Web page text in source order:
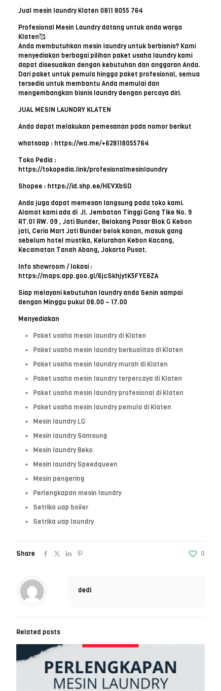
Jual mesin laundry Klaten 0811 8055 764
Profesional Mesin Laundry datang untuk anda warga
Klaten🥰
Anda membutuhkan mesin laundry untuk berbisnis? Kami
menyediakan berbagai pilihan paket usaha laundry kami
dapat disesuaikan dengan kebutuhan dan anggaran Anda.
Dari paket untuk pemula hingga paket profesional, semua
tersedia untuk membantu Anda memulai dan
mengembangkan bisnis laundry dengan percaya diri.
JUAL MESIN LAUNDRY KLATEN
Anda dapat melakukan pemesanan pada nomor berikut
whatsaap : https://wa.me/+628118055764
Toko Pedia :
https://tokopedia.link/profesionalmesinlaundry
Shopee : https://id.shp.ee/HEVXbSD
Anda juga dapat memesan langsung pada toko kami.
Alamat kami ada di Jl. Jembatan Tinggi Gang Tike No. 9
RT.01 RW. 09 , Jati Bunder, Belakang Pasar Blok G Kebon
jati, Ceria Mart Jati Bunder belok kanan, masuk gang
sebelum hotel mustika, Kelurahan Kebon Kacang,
Kecamatan Tanah Abang, Jakarta Pusat.
Info showroom / lokasi :
https://maps.app.goo.gl/6jcSkhjytK5FYE6ZA
Siap melayani kebutuhan laundry anda Senin sampai
dengan Minggu pukul 08.00 – 17.00
Menyediakan
Paket usaha mesin laundry di Klaten
Paket usaha mesin laundry berkualitas di Klaten
Paket usaha mesin laundry murah di Klaten
Paket usaha mesin laundry terpercaya di Klaten
Paket usaha mesin laundry profesional di Klaten
Paket usaha mesin laundry pemula di Klaten
Mesin laundry LG
Mesin laundry Samsung
Mesin laundry Beko
Mesin laundry Speedqueen
Mesin pengering
Perlengkapan mesin laundry
Setrika uap boiler
Setrika uap laundry
Share 0
dedi
Related posts